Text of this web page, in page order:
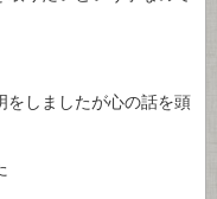
をしましたが心の話を頭